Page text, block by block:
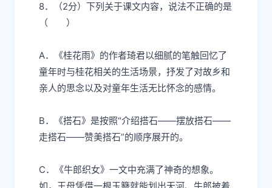
8．（2分） 下列关于课文内容，说法不正确的是
（ ）
A．《桂花雨》的作者琦君以细腻的笔触回忆了
童年时与桂花相关的生活场景，抒发了对故乡和
亲人的思念以及对童年生活无比怀念的感情。
B．《搭石》是按照“介绍搭石——摆放搭石——
走搭石——赞美搭石”的顺序展开的。
C．《牛郎织女》一文中充满了神奇的想象。